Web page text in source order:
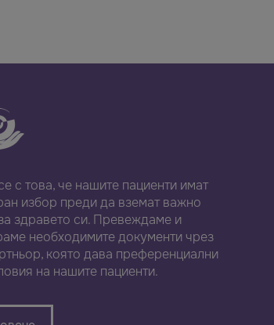
с това, че нашите пациенти имат
избор преди да вземат важно
здравето си. Превеждаме и
необходимите документи чрез
която дава преференциални
на нашите пациенти.